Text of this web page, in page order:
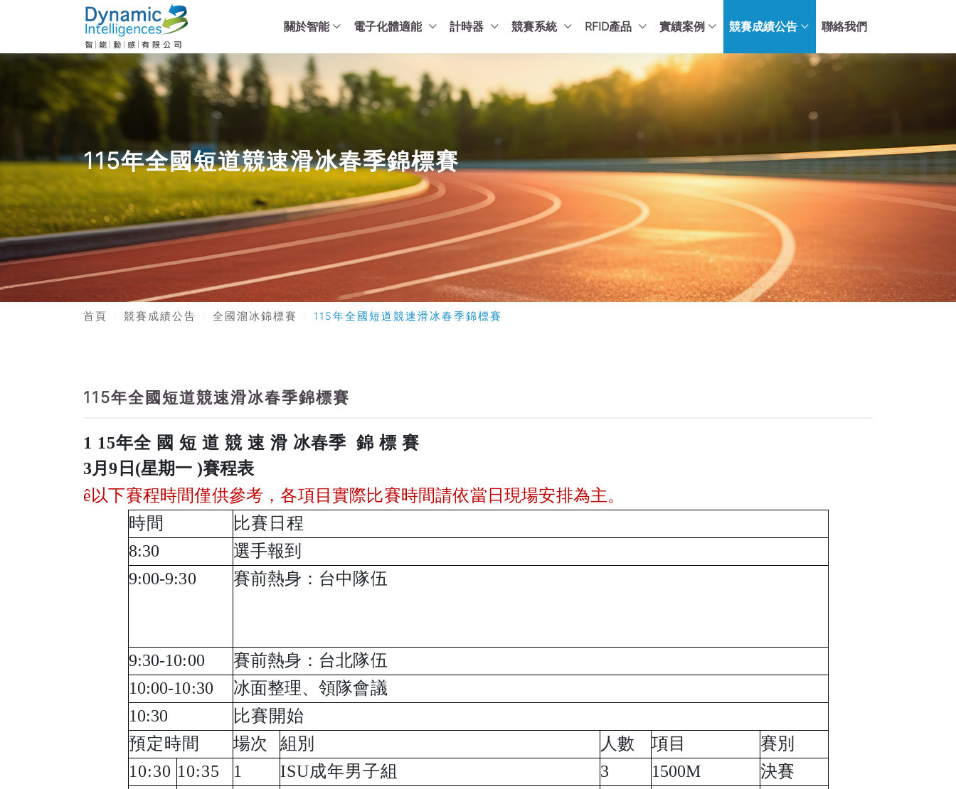
關於智能 電子化體適能 計時器 競賽系統 RFID產品 實績案例 競賽成績公告 聯絡我們
115年全國短道競速滑冰春季錦標賽
首頁 競賽成績公告 全國溜冰錦標賽 115年全國短道競速滑冰春季錦標賽
115年全國短道競速滑冰春季錦標賽
1 15年全 國 短 道 競 速 滑 冰春季 錦 標 賽
3月9 日(星期一 )賽程表
ê以下賽程時間僅供參考，各項目實際比賽時間請依當日現場安排為主。
時間
比賽日程
8:30
選手報到
9:00-9:30
賽前熱身：台中隊伍
9:30-10:00
賽前熱身：台北隊伍
10:00-10:30
冰面整理、領隊會議
10:30
比賽開始
預定時間
場次 組別 人數 項目
賽別
10:30 10:35 1 ISU成年男子組 3 1500M
決賽